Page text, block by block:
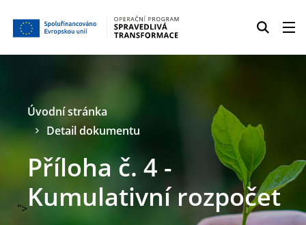
">
Úvodní stránka
Detail dokumentu
Příloha č. 4 -
Kumulativní rozpočet